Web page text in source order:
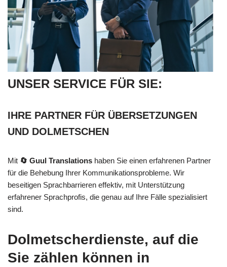
UNSER SERVICE FÜR SIE:
IHRE PARTNER FÜR ÜBERSETZUNGEN
UND DOLMETSCHEN
Mit 🔄 Guul Translations haben Sie einen erfahrenen Partner
für die Behebung Ihrer Kommunikationsprobleme. Wir
beseitigen Sprachbarrieren effektiv, mit Unterstützung
erfahrener Sprachprofis, die genau auf Ihre Fälle spezialisiert
sind.
Dolmetscherdienste, auf die
Sie zählen können in